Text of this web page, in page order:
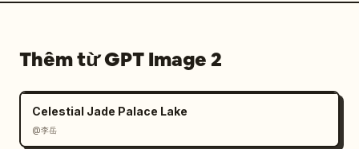
Thêm từ GPT Image 2
Celestial Jade Palace Lake
@李岳